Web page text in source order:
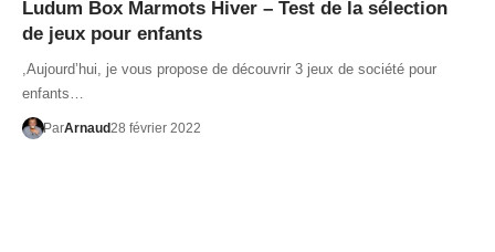
Ludum Box Marmots Hiver – Test de la sélection
de jeux pour enfants
,Aujourd’hui, je vous propose de découvrir 3 jeux de société pour
enfants…
ParArnaud28 février 2022